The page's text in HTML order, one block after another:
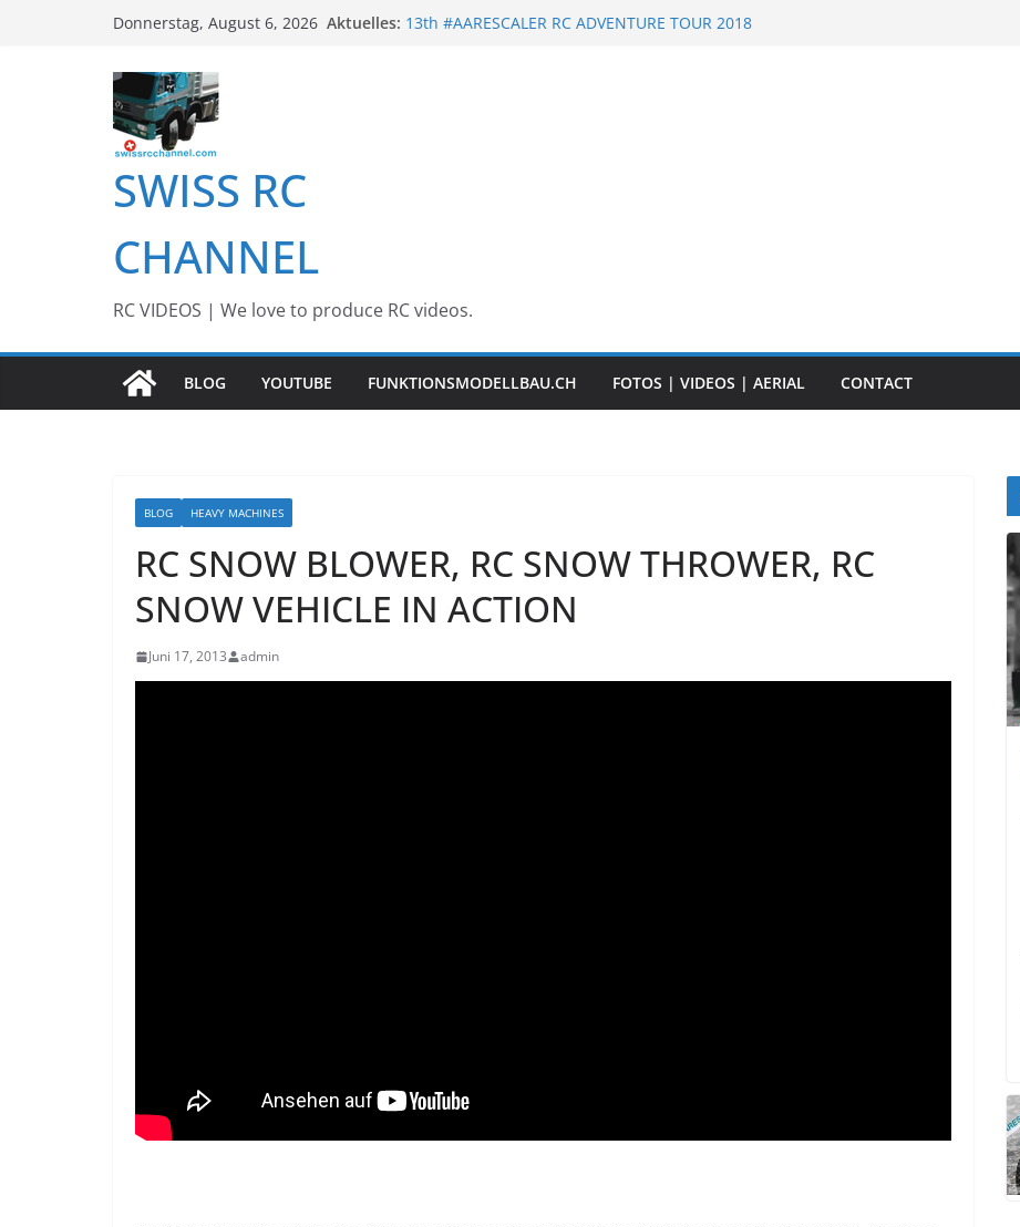
Donnerstag, August 6, 2026 Aktuelles: 13th #AARESCALER RC ADVENTURE TOUR 2018
SWISS RC
CHANNEL
RC VIDEOS | We love to produce RC videos.
BLOG YOUTUBE FUNKTIONSMODELLBAU.CH FOTOS | VIDEOS | AERIAL CONTACT
BLOG HEAVY MACHINES
RC SNOW BLOWER, RC SNOW THROWER, RC
SNOW VEHICLE IN ACTION
Juni 17, 2013 admin